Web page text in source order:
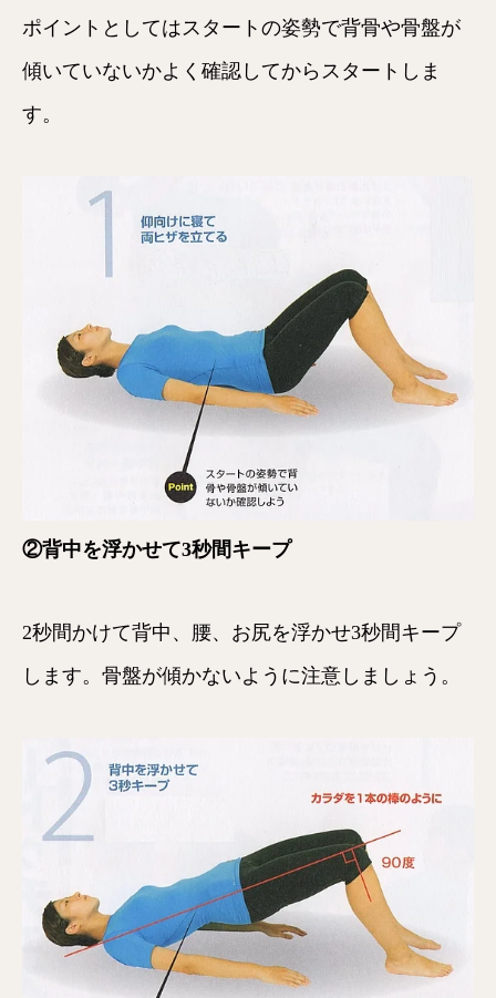
ポイントとしてはスタートの姿勢で背骨や骨盤が
傾いていないかよく確認してからスタートしま
す。
②背中を浮かせて3秒間キープ
2秒間かけて背中、腰、お尻を浮かせ3秒間キープ
します。骨盤が傾かないように注意しましょう。